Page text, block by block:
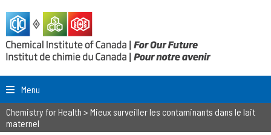
Menu
Chemistry for Health > Mieux surveiller les contaminants dans le lait
maternel